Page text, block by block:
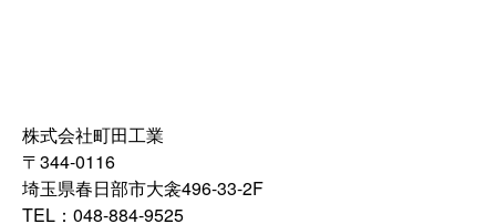
株式会社町田工業
〒344-0116
埼玉県春日部市大衾496-33-2F
TEL：048-884-9525